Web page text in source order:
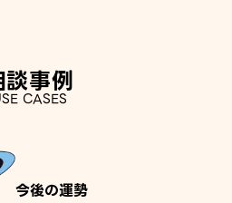
談事例
CASES
今後の運勢